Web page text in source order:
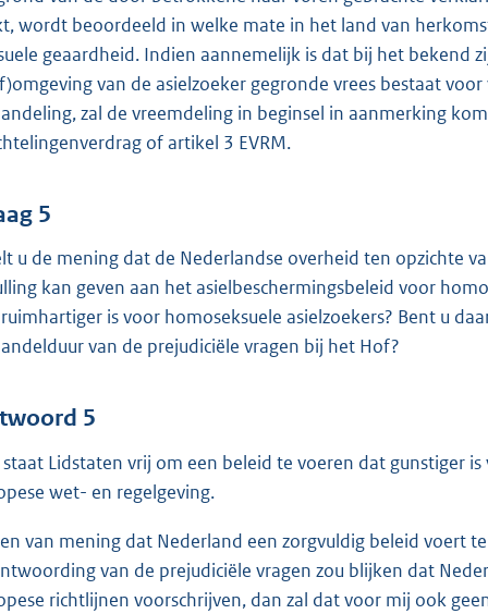
wordt beoordeeld in welke mate in het land van
geaardheid. Indien aannemelijk is dat bij het bekend
van de asielzoeker gegronde vrees bestaat
zal de vreemdeling in beginsel in aanmerking
of artikel 3 EVRM.
5
u de mening dat de Nederlandse overheid ten opzichte
kan geven aan het asielbeschermingsbeleid voor
is voor homoseksuele asielzoekers? Bent u
van de prejudiciële vragen bij het Hof?
5
Lidstaten vrij om een beleid te voeren dat gunstiger
wet- en regelgeving.
van mening dat Nederland een zorgvuldig beleid voert
van de prejudiciële vragen zou blijken dat
richtlijnen voorschrijven, dan zal dat voor mij ook